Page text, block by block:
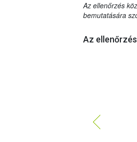
Az ellenőrzés
bemutatására
Az